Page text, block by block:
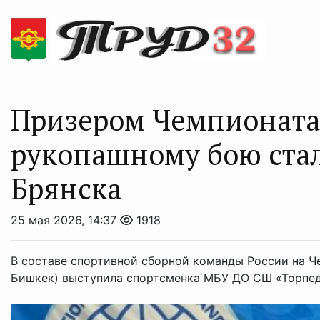
Призером
рукопашному бою
Брянска
25 мая 2026, 14:37 1918
В составе спортивной сборной команды России на
Бишкек) выступила спортсменка МБУ ДО СШ